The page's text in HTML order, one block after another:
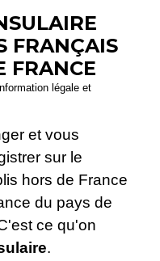
FRANÇAIS
FRANCE
légale et
et vous
sur le
hors de France
du pays de
ce qu'on
.